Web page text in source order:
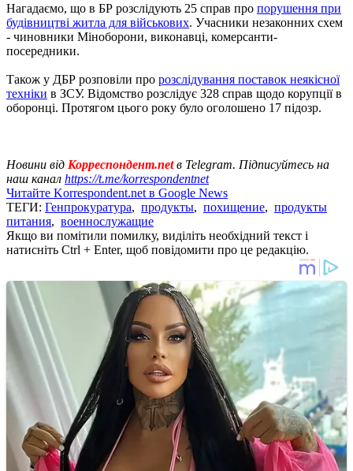
Нагадаємо, що в БР розслідують 25 справ про порушення при
будівництві житла для військових. Учасники незаконних схем
- чиновники Міноборони, виконавці, комерсанти-
посередники.
Також у ДБР розповіли про розслідування поставок неякісної
техніки в ЗСУ. Відомство розслідує 328 справ щодо корупції в
оборонці. Протягом цього року було оголошено 17 підозр.
Новини від Корреспондент.netв Telegram. Підписуйтесь на
наш канал https://t.me/korrespondentnet
Читайте Korrespondent.net в Google News
ТЕГИ: Генпрокуратура, продукты, похищение, продукты
питания, военнослужащие
Якщо ви помітили помилку, виділіть необхідний текст і
натисніть Ctrl + Enter, щоб повідомити про це редакцію.